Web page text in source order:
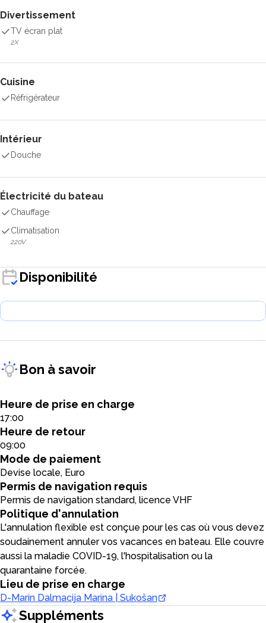
Divertissement
TV écran plat
2X
Cuisine
Réfrigérateur
Intérieur
Douche
Électricité du bateau
Chauffage
Climatisation
220V
Disponibilité
Bon à savoir
Heure de prise en charge
17:00
Heure de retour
09:00
Mode de paiement
Devise locale, Euro
Permis de navigation requis
Permis de navigation standard, licence VHF
Politique d'annulation
L'annulation flexible est conçue pour les cas où vous devez
soudainement annuler vos vacances en bateau. Elle couvre
aussi la maladie COVID-19, l'hospitalisation ou la
quarantaine forcée.
Lieu de prise en charge
D-Marin Dalmacija Marina | Sukošan
Suppléments